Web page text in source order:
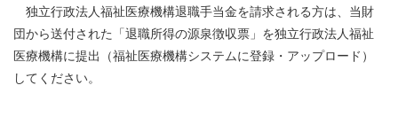
独立行政法人福祉医療機構退職手当金を請求される方は、当財
団から送付された「退職所得の源泉徴収票」を独立行政法人福祉
医療機構に提出（福祉医療機構システムに登録・アップロード）
してください。